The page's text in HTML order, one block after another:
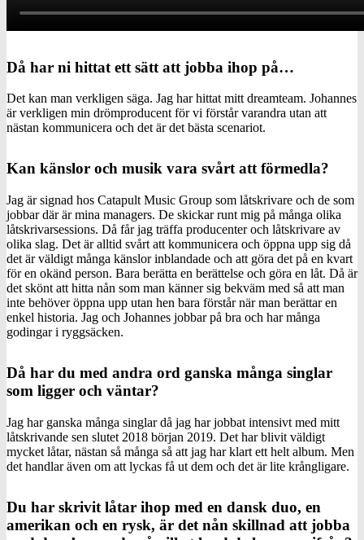
Då har ni hittat ett sätt att jobba ihop på…
Det kan man verkligen säga. Jag har hittat mitt dreamteam. Johannes
är verkligen min drömproducent för vi förstår varandra utan att
nästan kommunicera och det är det bästa scenariot.
Kan känslor och musik vara svårt att förmedla?
Jag är signad hos Catapult Music Group som låtskrivare och de som
jobbar där är mina managers. De skickar runt mig på många olika
låtskrivarsessions. Då får jag träffa producenter och låtskrivare av
olika slag. Det är alltid svårt att kommunicera och öppna upp sig då
det är väldigt många känslor inblandade och att göra det på en kvart
för en okänd person. Bara berätta en berättelse och göra en låt. Då är
det skönt att hitta nån som man känner sig bekväm med så att man
inte behöver öppna upp utan hen bara förstår när man berättar en
enkel historia. Jag och Johannes jobbar på bra och har många
godingar i ryggsäcken.
Då har du med andra ord ganska många singlar
som ligger och väntar?
Jag har ganska många singlar då jag har jobbat intensivt med mitt
låtskrivande sen slutet 2018 början 2019. Det har blivit väldigt
mycket låtar, nästan så många så att jag har klart ett helt album. Men
det handlar även om att lyckas få ut dem och det är lite krångligare.
Du har skrivit låtar ihop med en dansk duo, en
amerikan och en rysk, är det nån skillnad att jobba